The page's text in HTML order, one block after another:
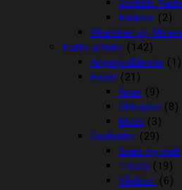
Godbids
Klikkere (2)
Vitaminer og
Katte artikler (142)
Angstproblemer (1)
Foder (21)
Arion (9)
Chicopee (8)
Mush (3)
Godbidder (29)
Græs og malt
Treats (19)
Vådkost (6)